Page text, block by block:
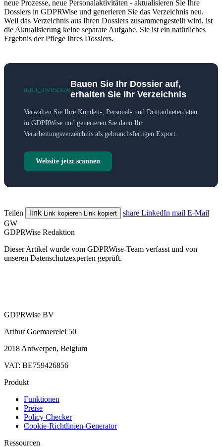
neue Prozesse, neue Personalaktivitäten - aktualisieren Sie Ihre
Dossiers in GDPRWise und generieren Sie das Verzeichnis neu.
Weil das Verzeichnis aus Ihren Dossiers zusammengestellt wird, ist
die Aktualisierung keine separate Aufgabe. Sie ist ein natürliches
Ergebnis der Pflege Ihres Dossiers.
auto_awesome
Bauen Sie Ihr Dossier auf,
erhalten Sie Ihr Verzeichnis
Verwalten Sie Ihre Kunden-, Personal- und Drittanbieterdaten
in GDPRWise und generieren Sie dann Ihr
Verarbeitungsverzeichnis als gebrauchsfertigen Export.
Website jetzt scannen
Teilen link Link kopieren Link kopiert share LinkedIn mail E-Mail
GW
GDPRWise Redaktion
Dieser Artikel wurde vom GDPRWise-Team verfasst und von
unseren Datenschutzexperten geprüft.
GDPRWise BV
Arthur Goemaerelei 50
2018 Antwerpen, Belgium
VAT: BE759426856
Produkt
Funktionen
Preise
Policy Checker
Cookie-Richtlinien-Generator
Ressourcen